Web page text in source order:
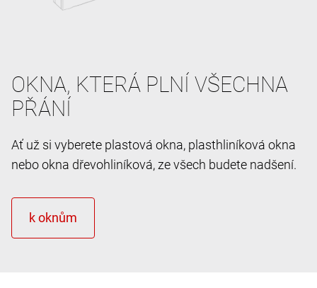
OKNA, KTERÁ PLNÍ VŠECHNA
PŘÁNÍ
Ať už si vyberete plastová okna, plasthliníková okna
nebo okna dřevohliníková, ze všech budete nadšení.